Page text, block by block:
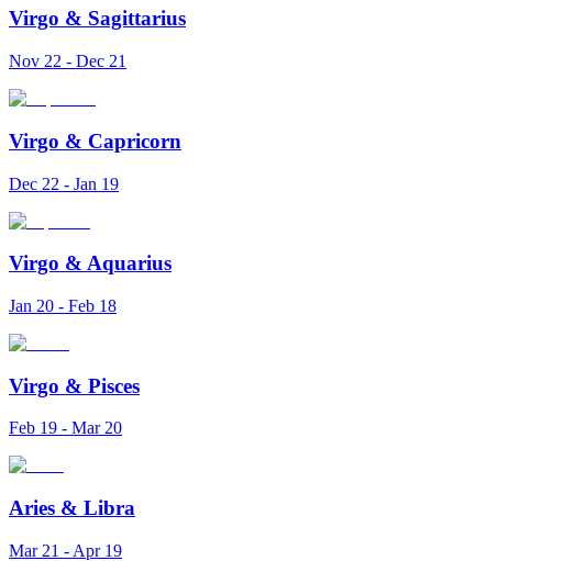
Virgo & Sagittarius
Nov 22 - Dec 21
Virgo & Capricorn
Dec 22 - Jan 19
Virgo & Aquarius
Jan 20 - Feb 18
Virgo & Pisces
Feb 19 - Mar 20
Aries & Libra
Mar 21 - Apr 19